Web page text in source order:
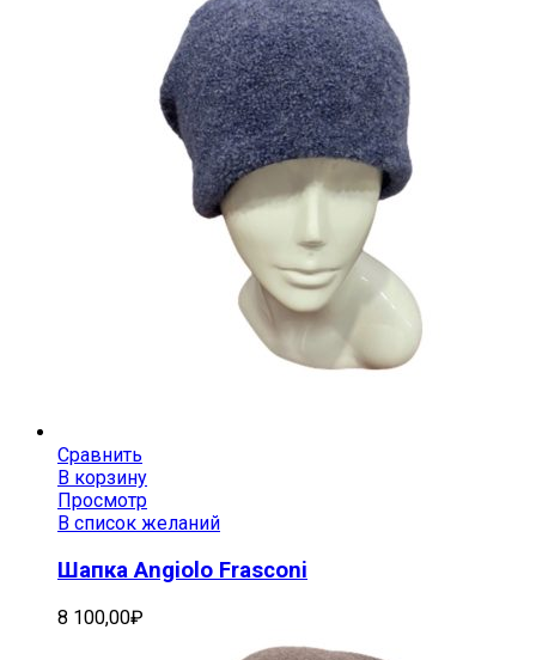
Сравнить
В корзину
Просмотр
В список желаний
Шапка Angiolo Frasconi
8 100,00₽